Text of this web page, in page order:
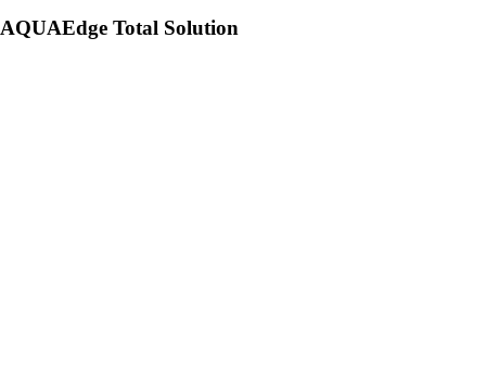
AQUAEdge Total Solution